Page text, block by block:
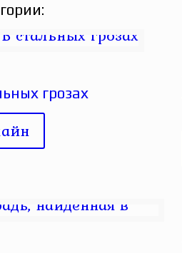
грозах